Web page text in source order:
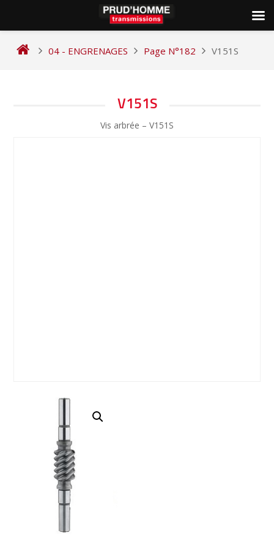
04 - ENGRENAGES Page N°182 V151S
V151S
Vis arbrée – V151S